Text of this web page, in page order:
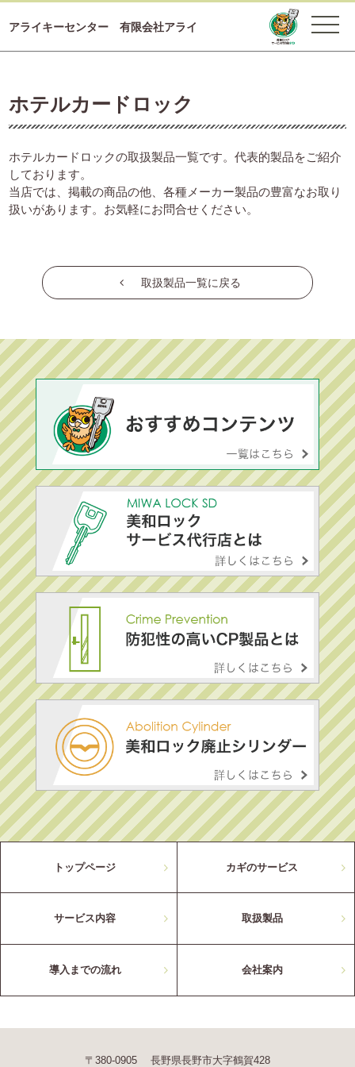
アライキーセンター 有限会社アライ
ホテルカードロック
ホテルカードロックの取扱製品一覧です。代表的製品をご紹介
しております。
当店では、掲載の商品の他、各種メーカー製品の豊富なお取り
扱いがあります。お気軽にお問合せください。
取扱製品一覧に戻る
トップページ カギのサービス
サービス内容 取扱製品
導入までの流れ 会社案内
〒380-0905 長野県長野市大字鶴賀428